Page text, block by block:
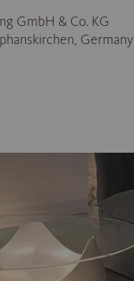
GmbH & Co. KG
Germany